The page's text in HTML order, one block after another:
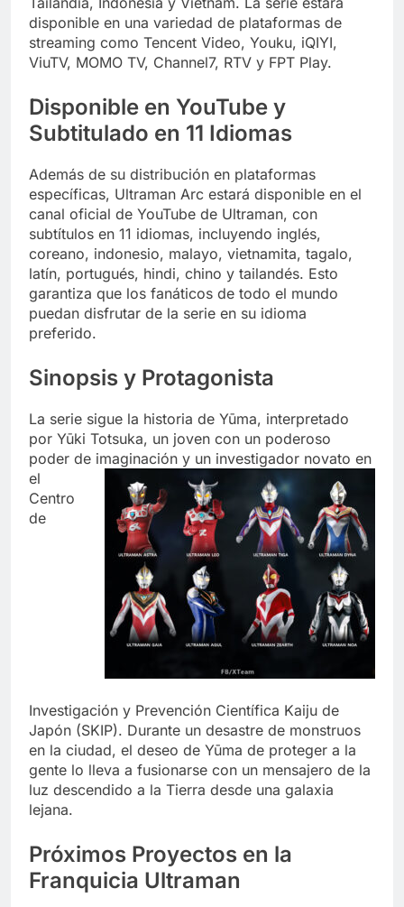
disponible en una variedad de plataformas de
streaming como Tencent Video, Youku, iQIYI,
ViuTV, MOMO TV, Channel7, RTV y FPT Play.
Disponible en YouTube y
Subtitulado en 11 Idiomas
Además de su distribución en plataformas
específicas, Ultraman Arc estará disponible en el
canal oficial de YouTube de Ultraman, con
subtítulos en 11 idiomas, incluyendo inglés,
coreano, indonesio, malayo, vietnamita, tagalo,
latín, portugués, hindi, chino y tailandés. Esto
garantiza que los fanáticos de todo el mundo
puedan disfrutar de la serie en su idioma
preferido.
Sinopsis y Protagonista
La serie sigue la historia de Yūma, interpretado
por Yūki Totsuka, un joven con un poderoso
poder de imaginación y un investigador novato en
el
Centro
de
Investigación y Prevención Científica Kaiju de
Japón (SKIP). Durante un desastre de monstruos
en la ciudad, el deseo de Yūma de proteger a la
gente lo lleva a fusionarse con un mensajero de la
luz descendido a la Tierra desde una galaxia
lejana.
Próximos Proyectos en la
Franquicia Ultraman